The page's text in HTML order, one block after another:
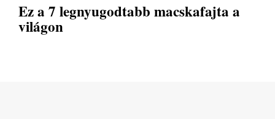
Ez a 7 legnyugodtabb macskafajta a
világon